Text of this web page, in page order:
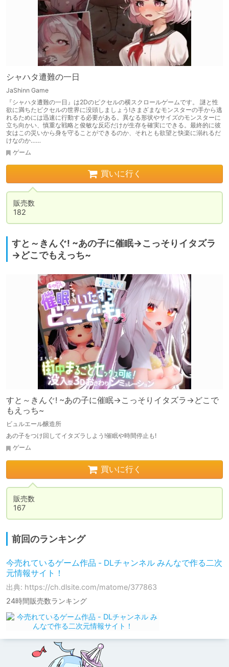
シャハタ遭難の一日
JaShinn Game
『シャハタ遭難の一日』は2Dのピクセルの横スクロールゲームです。 謎と性
欲に満ちたピクセルの世界に没頭しましょう!さまざまなモンスターの手から逃
れるためには迅速に行動する必要がある。異なる形状やサイズのモンスターに
立ち向かい、慎重な戦略と俊敏な反応だけが生存を確実にできる。最終的に彼
女はこの災いから身を守ることができるのか、それとも欲望と快楽に溺れるだ
けなのか……
ゲーム
買いに行く
販売数
182
すと～きんぐ! ~あの子に催眠→こっそりイタズラ
→どこでもえっち~
すと～きんぐ! ~あの子に催眠→こっそりイタズラ→どこで
もえっち~
ビュルエール醸造所
あの子をつけ回してイタズラしよう!催眠や時間停止も!
ゲーム
買いに行く
販売数
167
前回のランキング
今売れているゲーム作品 - DLチャンネル みんなで作る二次
元情報サイト！
出典: https://ch.dlsite.com/matome/377863
24時間販売数ランキング